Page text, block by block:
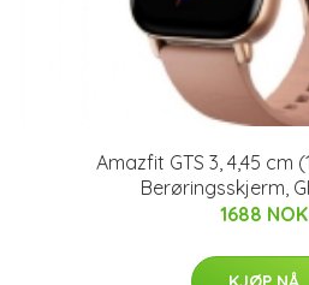
Amazfit GTS 3, 4,45 cm
Berøringsskjerm,
1688 NOK